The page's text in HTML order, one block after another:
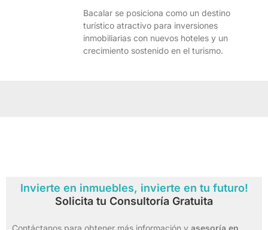
Bacalar se posiciona como un destino
turístico atractivo para inversiones
inmobiliarias con nuevos hoteles y un
crecimiento sostenido en el turismo.
Invierte en inmuebles, invierte en tu futuro!
Solicita tu Consultoría Gratuita
Contáctanos para obtener más información y asesoría en